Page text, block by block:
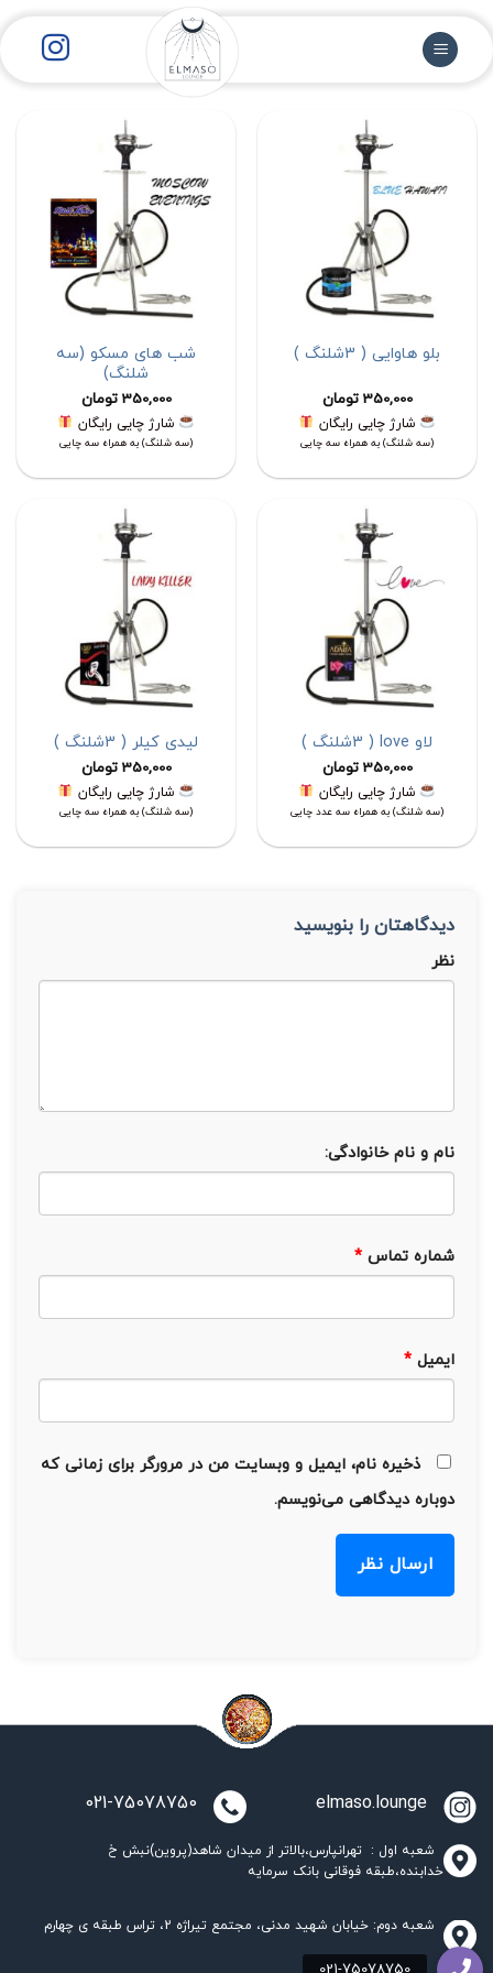
محتوا
بلو هاوایی ( 3شلنگ )
350,000 تومان
شارژ چایی رایگان
(سه شلنگ) به همراه سه چایی
شب های مسکو (سه
شلنگ)
350,000 تومان
شارژ چایی رایگان
(سه شلنگ) به همراه سه چایی
لاو love ( 3شلنگ )
350,000 تومان
شارژ چایی رایگان
(سه شلنگ) به همراه سه عدد چایی
لیدی کیلر ( 3شلنگ )
350,000 تومان
شارژ چایی رایگان
(سه شلنگ) به همراه سه چایی
دیدگاهتان را بنویسید
نظر
نام و نام خانوادگی:
شماره تماس *
ایمیل *
ذخیره نام، ایمیل و وبسایت من در مرورگر برای زمانی که
دوباره دیدگاهی می‌نویسم.
elmaso.lounge
شعبه اول : تهرانپارس،بالاتر از میدان شاهد(پروین)نبش خ
خدابنده،طبقه فوقانی بانک سرمایه
شعبه دوم: خیابان شهید مدنی، مجتمع تیراژه 2، تراس طبقه ی چهارم